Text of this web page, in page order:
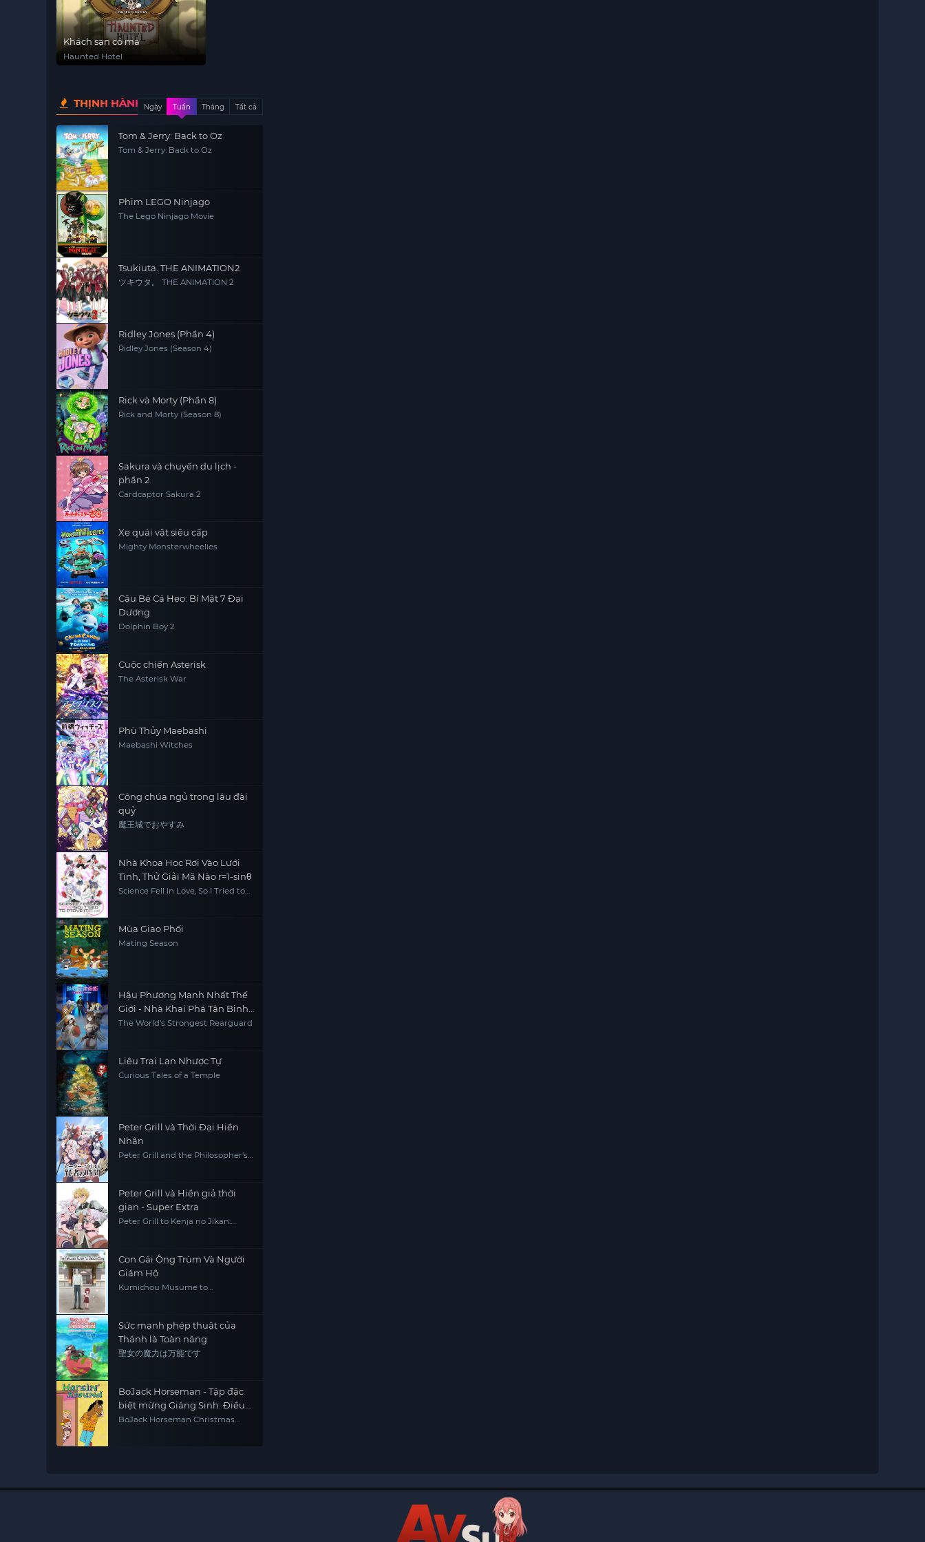
Khách sạn có ma
Haunted Hotel
THỊNH HÀNHNgày Tuần Tháng Tất cả
Tom & Jerry: Back to Oz
Tom & Jerry: Back to Oz
Phim LEGO Ninjago
The Lego Ninjago Movie
Tsukiuta. THE ANIMATION2
ツキウタ。 THE ANIMATION 2
Ridley Jones (Phần 4)
Ridley Jones (Season 4)
Rick và Morty (Phần 8)
Rick and Morty (Season 8)
Sakura và chuyến du lịch -
phần 2
Cardcaptor Sakura 2
Xe quái vật siêu cấp
Mighty Monsterwheelies
Cậu Bé Cá Heo: Bí Mật 7 Đại
Dương
Dolphin Boy 2
Cuộc chiến Asterisk
The Asterisk War
Phù Thủy Maebashi
Maebashi Witches
Công chúa ngủ trong lâu đài
quỷ
魔王城でおやすみ
Nhà Khoa Học Rơi Vào Lưới
Tình, Thử Giải Mã Nào r=1-sinθ
Science Fell in Love, So I Tried to
Mùa Giao Phối
Mating Season
Hậu Phương Mạnh Nhất Thế
Giới - Nhà Khai Phá Tân Binh
Của Vương Quốc Mê Cung
The World's Strongest Rearguard
Liêu Trai Lan Nhược Tự
Curious Tales of a Temple
Peter Grill và Thời Đại Hiền
Nhân
Peter Grill and the Philosopher's
Peter Grill và Hiền giả thời
gian - Super Extra
Peter Grill to Kenja no Jikan:
Con Gái Ông Trùm Và Người
Giám Hộ
Kumichou Musume to
Sức mạnh phép thuật của
Thánh là Toàn năng
聖女の魔力は万能です
BoJack Horseman - Tập đặc
biệt mừng Giáng Sinh: Điều
ước giáng sinh của Sabrina
BoJack Horseman Christmas